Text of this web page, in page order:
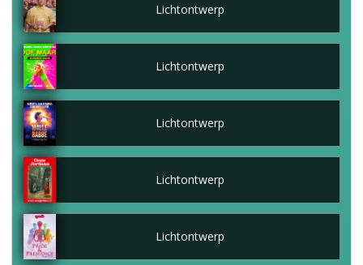
Lichtontwerp
Lichtontwerp
Lichtontwerp
Lichtontwerp
Lichtontwerp